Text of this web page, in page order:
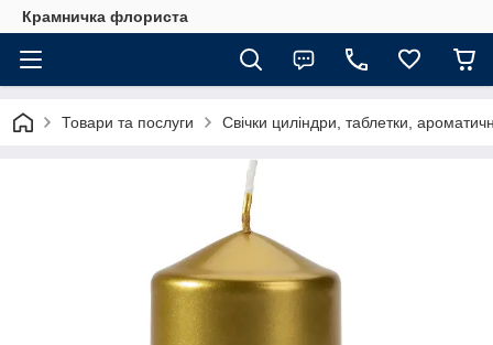
Крамничка флориста
Товари та послуги Свічки циліндри, таблетки,